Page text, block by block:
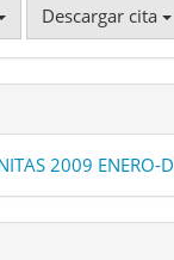
Descargar cita
2009 ENERO-